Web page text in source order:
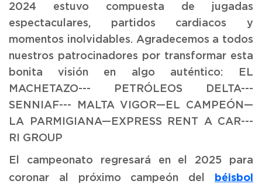
2024 estuvo compuesta de jugadas
espectaculares, partidos cardiacos y
momentos inolvidables. Agradecemos a todos
nuestros patrocinadores por transformar esta
bonita visión en algo auténtico: EL
MACHETAZO--- PETRÓLEOS DELTA---
SENNIAF--- MALTA VIGOR—EL CAMPEÓN—
LA PARMIGIANA—EXPRESS RENT A CAR---
RI GROUP
El campeonato regresará en el 2025 para
coronar al próximo campeón del béisbol